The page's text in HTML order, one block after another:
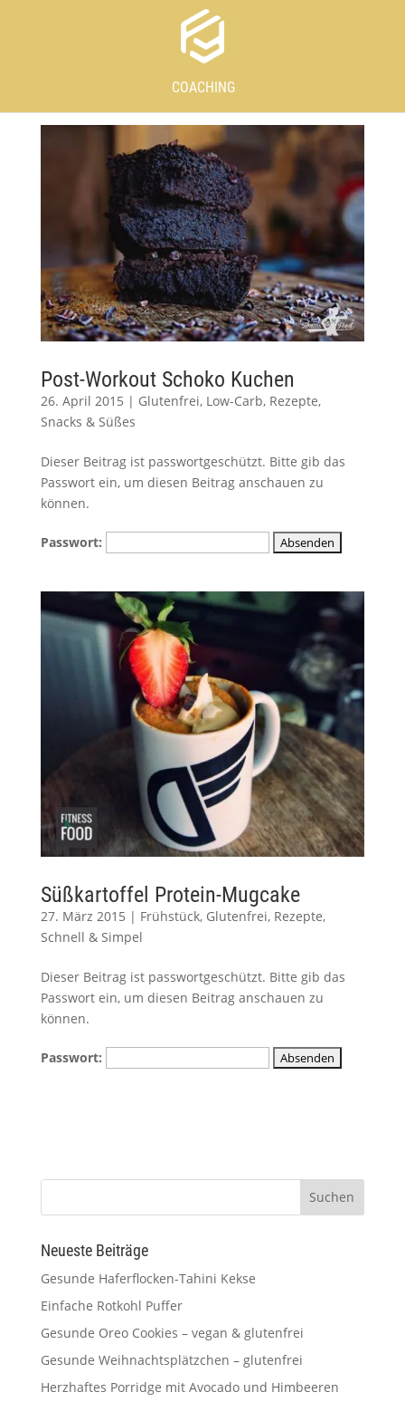
COACHING
Post-Workout Schoko Kuchen
26. April 2015 | Glutenfrei, Low-Carb, Rezepte,
Snacks & Süßes
Dieser Beitrag ist passwortgeschützt. Bitte gib das
Passwort ein, um diesen Beitrag anschauen zu
können.
Passwort:
Süßkartoffel Protein-Mugcake
27. März 2015 | Frühstück, Glutenfrei, Rezepte,
Schnell & Simpel
Dieser Beitrag ist passwortgeschützt. Bitte gib das
Passwort ein, um diesen Beitrag anschauen zu
können.
Passwort:
Neueste Beiträge
Gesunde Haferflocken-Tahini Kekse
Einfache Rotkohl Puffer
Gesunde Oreo Cookies – vegan & glutenfrei
Gesunde Weihnachtsplätzchen – glutenfrei
Herzhaftes Porridge mit Avocado und Himbeeren